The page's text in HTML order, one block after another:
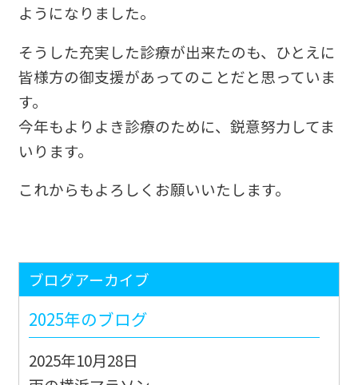
ようになりました。
そうした充実した診療が出来たのも、ひとえに
皆様方の御支援があってのことだと思っていま
す。
今年もよりよき診療のために、鋭意努力してま
いります。
これからもよろしくお願いいたします。
ブログアーカイブ
2025年のブログ
2025年10月28日